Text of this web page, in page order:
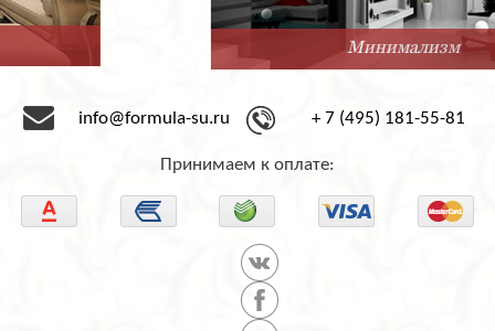
Минимализм
info@formula-su.ru + 7 (495) 181-55-81
Принимаем к оплате: